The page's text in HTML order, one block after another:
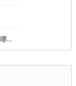
机械加工厂能耗在线监测系统功能特点有哪些？